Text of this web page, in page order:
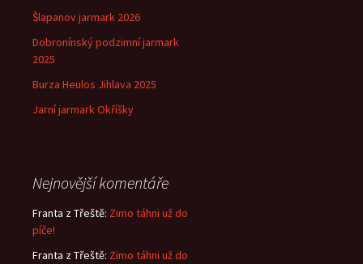
Šlapanov jarmark 2026
Dobronínský podzimní jarmark
2025
Burza Heulos Jihlava 2025
Jarní jarmark Okříšky
Nejnovější komentáře
Franta z Třeště: Zimo táhni už do
píče!
Franta z Třeště: Zimo táhni už do